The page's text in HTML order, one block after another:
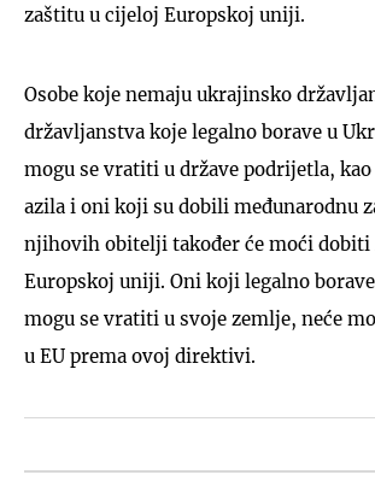
zaštitu u cijeloj Europskoj uniji.
Osobe koje nemaju ukrajinsko
državljanstva koje legalno borave u
mogu se vratiti u države podrijetla,
azila i oni koji su dobili međunarodnu
njihovih obitelji također će moći dobiti
Europskoj uniji. Oni koji legalno
mogu se vratiti u svoje zemlje, neće
u EU prema ovoj direktivi.